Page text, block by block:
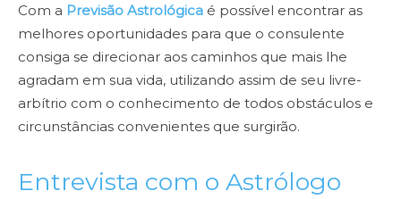
Com a Previsão Astrológica é possível encontrar as
melhores oportunidades para que o consulente
consiga se direcionar aos caminhos que mais lhe
agradam em sua vida, utilizando assim de seu livre-
arbítrio com o conhecimento de todos obstáculos e
circunstâncias convenientes que surgirão.
Entrevista com o Astrólogo